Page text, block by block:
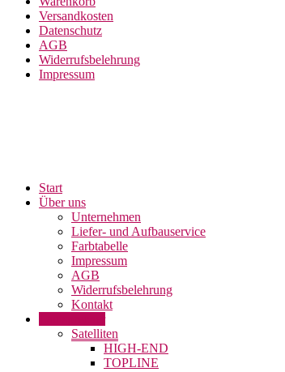
Versandkosten
Datenschutz
AGB
Widerrufsbelehrung
Impressum
Start
Über uns
Unternehmen
Liefer- und Aufbauservice
Farbtabelle
Impressum
AGB
Widerrufsbelehrung
Kontakt
Satelliten
HIGH-END
TOPLINE